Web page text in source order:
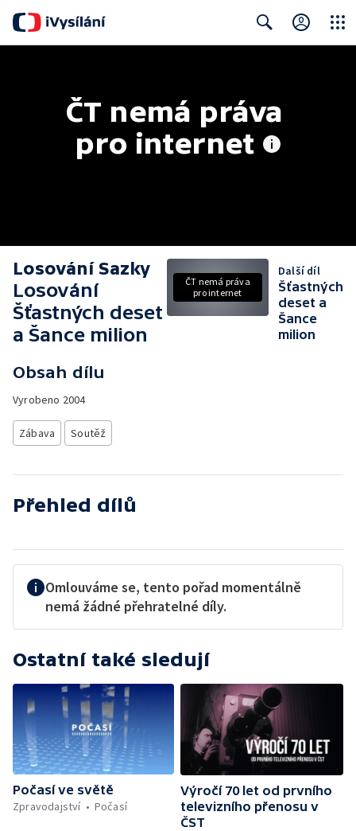
ČT nemá práva
pro internet
Losování Sazky
Losování
Šťastných deset
a Šance milion
Obsah dílu
Vyrobeno 2004
Zábava Soutěž
ČT nemá práva
pro internet
Další díl
Šťastných
deset a
Šance
milion
Přehled dílů
Omlouváme se, tento pořad momentálně
nemá žádné přehratelné díly.
Ostatní také sledují
Počasí ve světě
Zpravodajství
Počasí
Výročí 70 let od prvního
televizního přenosu v
ČST